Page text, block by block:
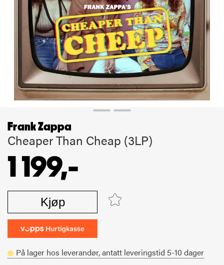
Frank Zappa
Cheaper Than Cheap (3LP)
1 199,-
Kjøp
På lager hos leverandør,antatt leveringstid 5-10 dager